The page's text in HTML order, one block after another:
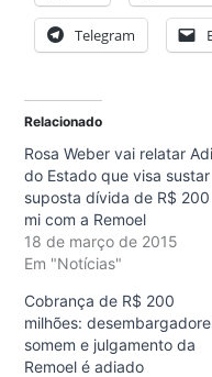
Telegram
Relacionado
Rosa Weber vai relatar
do Estado que visa sustar
suposta dívida de R$ 200
mi com a Remoel
18 de março de 2015
Em "Notícias"
Cobrança de R$ 200
milhões:
somem e julgamento da
Remoel é adiado